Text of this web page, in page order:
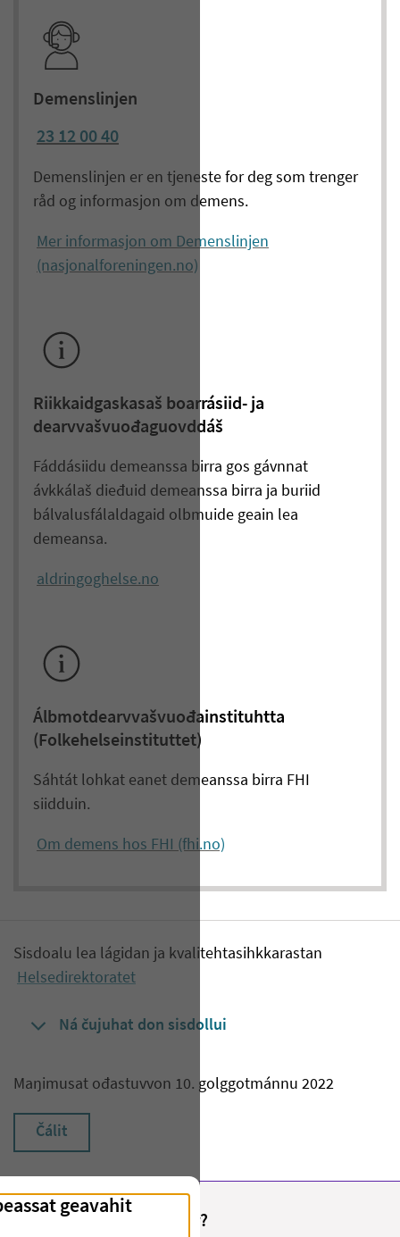
Demenslinjen
23 12 00 40
Demenslinjen er en tjeneste for deg som trenger
råd og informasjon om demens.
Mer informasjon om Demenslinjen
(nasjonalforeningen.no)
Riikkaidgaskasaš boarrásiid- ja
dearvvašvuođaguovddáš
Fáddásiidu demeanssa birra gos gávnnat
ávkkálaš dieđuid demeanssa birra ja buriid
bálvalusfálaldagaid olbmuide geain lea
demeansa.
aldringoghelse.no
Álbmotdearvvašvuođainstituhtta
(Folkehelseinstituttet)
Sáhtát lohkat eanet demeanssa birra FHI
siidduin.
Om demens hos FHI (fhi.no)
Sisdoalu lea lágidan ja kvalitehtasihkkarastan
Helsedirektoratet
Ná čujuhat don sisdollui
Maŋimusat ođastuvvon 10. golggotmánnu 2022
Čálit
Fant du det du lette etter?